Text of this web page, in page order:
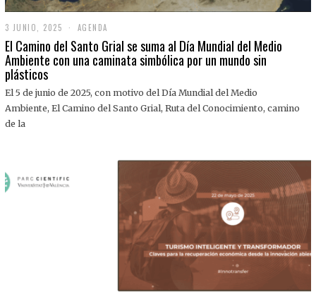
3 JUNIO, 2025
J
U
N
,
0
AGENDA
El Camino del Santo Grial se suma al Día Mundial del Medio
Ambiente con una caminata simbólica por un mundo sin
plásticos
El 5 de junio de 2025, con motivo del Día Mundial del Medio
Ambiente, El Camino del Santo Grial, Ruta del Conocimiento, camino
de la